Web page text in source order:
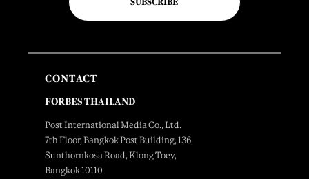
SUBSCRIBE
CONTACT
FORBES THAILAND
Post International Media Co., Ltd.
7th Floor, Bangkok Post Building, 136
Sunthornkosa Road, Klong Toey,
Bangkok 10110